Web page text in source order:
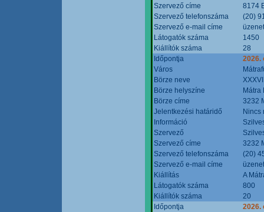
Szervező címe
8174
Szervező telefonszáma
(20)
Szervező e-mail címe
Látogatók száma
1450
Kiállítók száma
28
Időpontja
2026.
Város
Börze neve
Börze helyszíne
Mátra
Börze címe
3232
Jelentkezési határidő
Nincs
Információ
Szervező
Szervező címe
3232
Szervező telefonszáma
(20)
Szervező e-mail címe
Kiállítás
A
Látogatók száma
800
Kiállítók száma
20
Időpontja
2026.